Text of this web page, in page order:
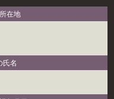
在地
氏名